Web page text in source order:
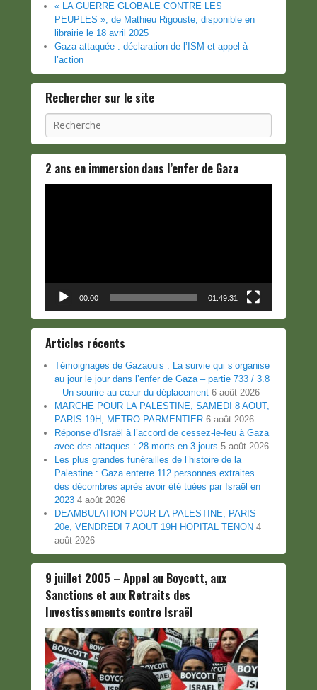
« LA GUERRE GLOBALE CONTRE LES
PEUPLES », de Mathieu Rigouste, disponible en
librairie le 18 avril 2025
Gaza attaquée : déclaration de l’ISM et appel à
l’action
Rechercher sur le site
Recherche
2 ans en immersion dans l’enfer de Gaza
00:00 01:49:31
Articles récents
Témoignages de Gazaouis : La survie qui s’organise
au jour le jour dans l’enfer de Gaza – partie 733 / 3.8
– Un sourire au cœur du déplacement 6 août 2026
MARCHE POUR LA PALESTINE, SAMEDI 8 AOUT,
PARIS 19H, METRO PARMENTIER 6 août 2026
Réponse d’Israël à l’accord de cessez-le-feu à Gaza
avec des attaques : 28 morts en 3 jours 5 août 2026
Les plus grandes funérailles de l’histoire de la
Palestine : Gaza enterre 112 personnes extraites
des décombres après avoir été tuées par Israël en
2023 4 août 2026
DEAMBULATION POUR LA PALESTINE, PARIS
20e, VENDREDI 7 AOUT 19H HOPITAL TENON 4
août 2026
9 juillet 2005 – Appel au Boycott, aux
Sanctions et aux Retraits des
Investissements contre Israël